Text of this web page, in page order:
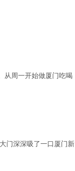
从周一开始做厦门吃喝
门深深吸了一口厦门新